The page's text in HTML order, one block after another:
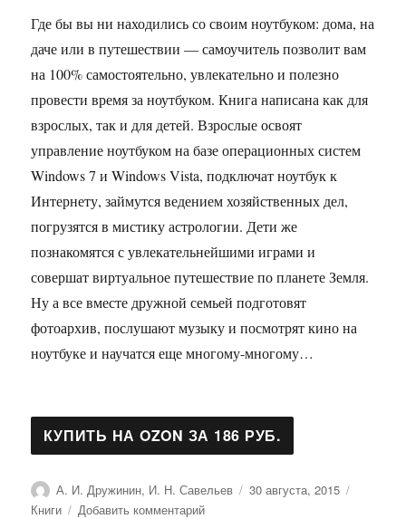
Где бы вы ни находились со своим ноутбуком: дома, на
даче или в путешествии — самоучитель позволит вам
на 100% самостоятельно, увлекательно и полезно
провести время за ноутбуком. Книга написана как для
взрослых, так и для детей. Взрослые освоят
управление ноутбуком на базе операционных систем
Windows 7 и Windows Vista, подключат ноутбук к
Интернету, займутся ведением хозяйственных дел,
погрузятся в мистику астрологии. Дети же
познакомятся с увлекательнейшими играми и
совершат виртуальное путешествие по планете Земля.
Ну а все вместе дружной семьей подготовят
фотоархив, послушают музыку и посмотрят кино на
ноутбуке и научатся еще многому-многому…
Автор
А. И. Дружинин, И. Н. Савельев Опубликовано
30 августа, 2015
Книги
Добавить комментарийк